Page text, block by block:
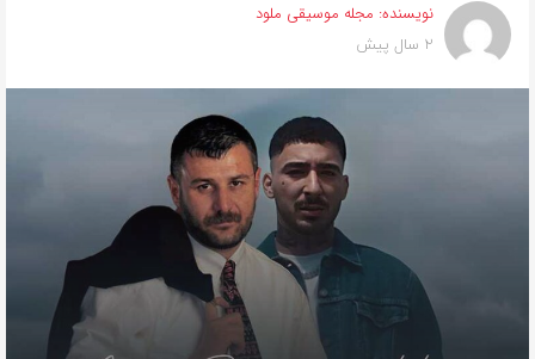
این
صفحه
را
نویسنده: مجله موسیقی ملود
2 سال پیش